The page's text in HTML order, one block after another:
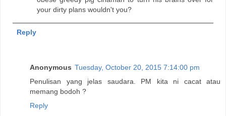
your dirty plans wouldn't you?
Reply
Anonymous Tuesday, October 20, 2015 7:14:00 pm
Penulisan yang jelas saudara. PM kita ni cacat atau
memang bodoh ?
Reply